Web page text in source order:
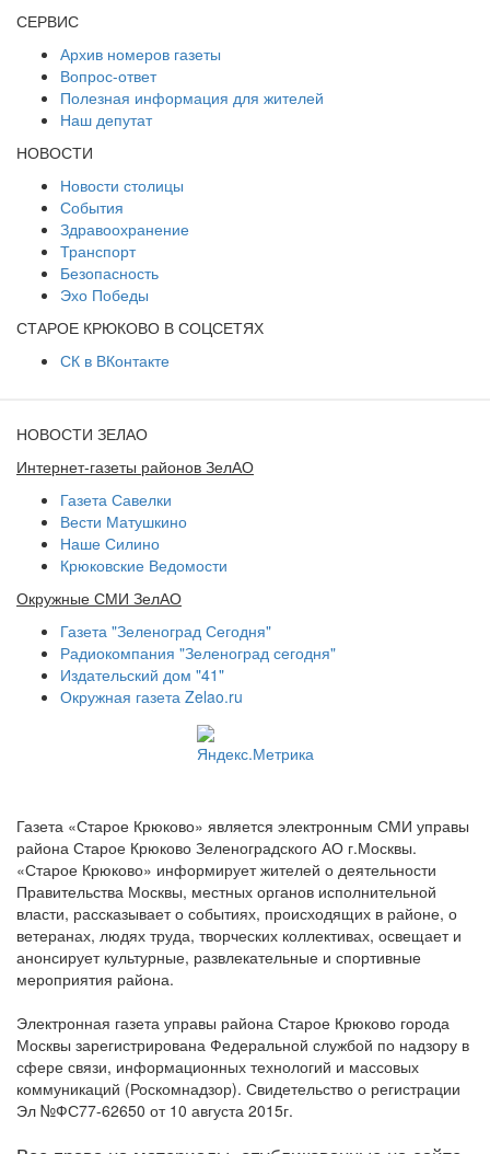
СЕРВИС
Архив номеров газеты
Вопрос-ответ
Полезная информация для жителей
Наш депутат
НОВОСТИ
Новости столицы
События
Здравоохранение
Транспорт
Безопасность
Эхо Победы
СТАРОЕ КРЮКОВО В СОЦСЕТЯХ
СК в ВКонтакте
НОВОСТИ ЗЕЛАО
Интернет-газеты районов ЗелАО
Газета Савелки
Вести Матушкино
Наше Силино
Крюковские Ведомости
Окружные СМИ ЗелАО
Газета "Зеленоград Сегодня"
Радиокомпания "Зеленоград сегодня"
Издательский дом "41"
Окружная газета Zelao.ru
Газета «Старое Крюково» является электронным СМИ управы
района Старое Крюково Зеленоградского АО г.Москвы.
«Старое Крюково» информирует жителей о деятельности
Правительства Москвы, местных органов исполнительной
власти, рассказывает о событиях, происходящих в районе, о
ветеранах, людях труда, творческих коллективах, освещает и
анонсирует культурные, развлекательные и спортивные
мероприятия района.
Электронная газета управы района Старое Крюково города
Москвы зарегистрирована Федеральной службой по надзору в
сфере связи, информационных технологий и массовых
коммуникаций (Роскомнадзор). Свидетельство о регистрации
Эл №ФС77-62650 от 10 августа 2015г.